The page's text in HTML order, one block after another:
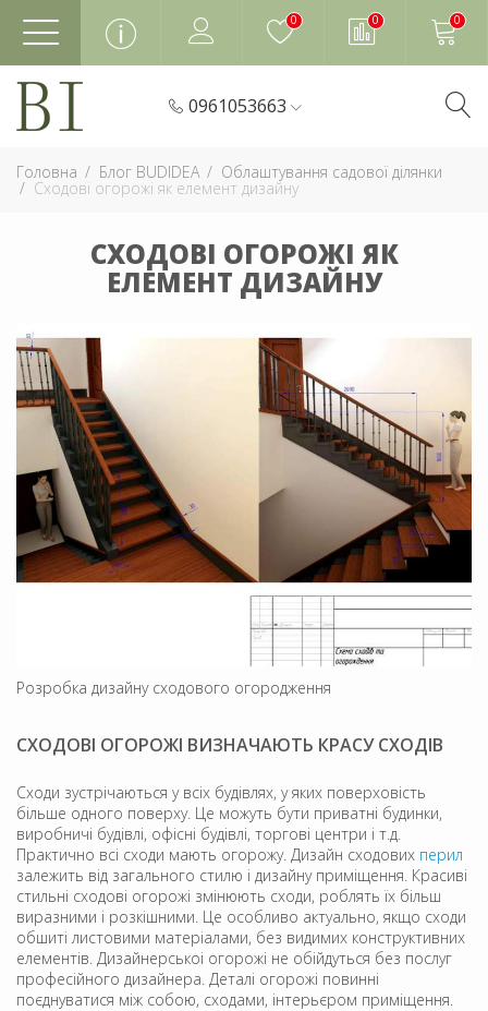
0 0 0
0961053663
Головна Блог BUDIDEA Облаштування садової ділянки
Сходові огорожі як елемент дизайну
СХОДОВІ ОГОРОЖІ ЯК
ЕЛЕМЕНТ ДИЗАЙНУ
Розробка дизайну сходового огородження
СХОДОВІ ОГОРОЖІ ВИЗНАЧАЮТЬ КРАСУ СХОДІВ
Сходи зустрічаються у всіх будівлях, у яких поверховість
більше одного поверху. Це можуть бути приватні будинки,
виробничі будівлі, офісні будівлі, торгові центри і т.д.
Практично всі сходи мають огорожу. Дизайн сходових перил
залежить від загального стилю і дизайну приміщення. Красиві
стильні сходові огорожі змінюють сходи, роблять їх більш
виразними і розкішними. Це особливо актуально, якщо сходи
обшиті листовими матеріалами, без видимих ​​конструктивних
елементів. Дизайнерськоі огорожі не обійдуться без послуг
професійного дизайнера. Деталі огорожі повинні
поєднуватися між собою, сходами, інтерьєром приміщення.